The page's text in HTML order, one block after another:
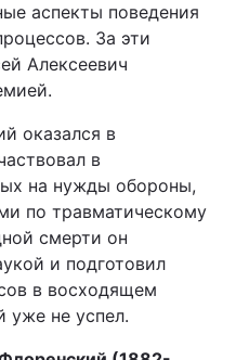
аспекты поведения
За эти
Алексеевич
оказался в
в
на нужды обороны,
по травматическому
смерти он
и подготовил
в восходящем
уже не успел.